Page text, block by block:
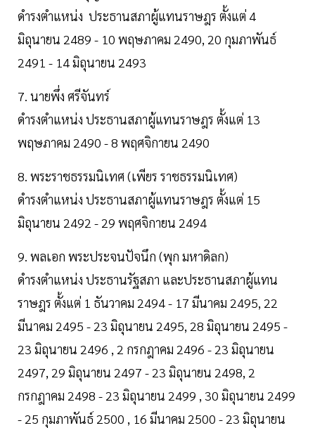
ดำรงตำแหน่ง ประธานสภาผู้แทนราษฎร ตั้งแต่ 4
มิถุนายน 2489 - 10 พฤษภาคม 2490, 20 กุมภาพันธ์
2491 - 14 มิถุนายน 2493
7. นายพึ่ง ศรีจันทร์
ดำรงตำแหน่ง ประธานสภาผู้แทนราษฎร ตั้งแต่ 13
พฤษภาคม 2490 - 8 พฤศจิกายน 2490
8. พระราชธรรมนิเทศ (เพียร ราชธรรมนิเทศ)
ดำรงตำแหน่ง ประธานสภาผู้แทนราษฎร ตั้งแต่ 15
มิถุนายน 2492 - 29 พฤศจิกายน 2494
9. พลเอก พระประจนปัจนึก (พุก มหาดิลก)
ดำรงตำแหน่ง ประธานรัฐสภา และประธานสภาผู้แทน
ราษฎร ตั้งแต่ 1 ธันวาคม 2494 - 17 มีนาคม 2495, 22
มีนาคม 2495 - 23 มิถุนายน 2495, 28 มิถุนายน 2495 -
23 มิถุนายน 2496 , 2 กรกฎาคม 2496 - 23 มิถุนายน
2497, 29 มิถุนายน 2497 - 23 มิถุนายน 2498, 2
กรกฎาคม 2498 - 23 มิถุนายน 2499 , 30 มิถุนายน 2499
- 25 กุมภาพันธ์ 2500 , 16 มีนาคม 2500 - 23 มิถุนายน